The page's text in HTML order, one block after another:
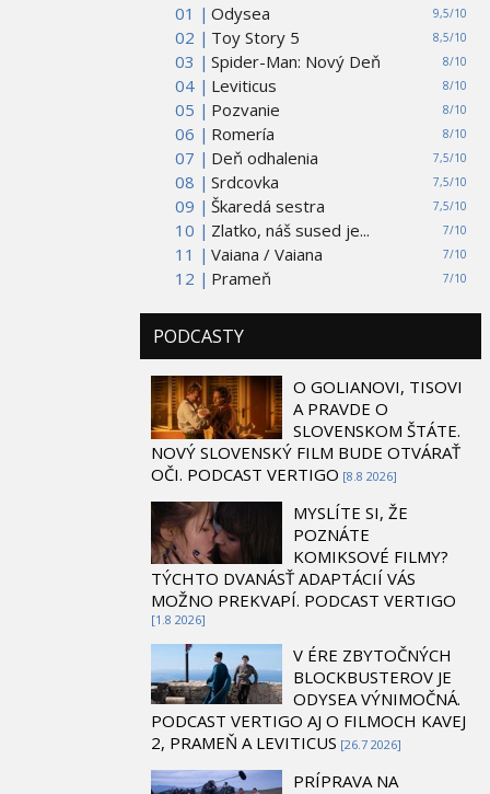
01 | 9,5/10
Odysea
02 |
8,5/10
Toy Story 5
03 |
8/10
Spider-Man: Nový Deň
04 |
8/10
Leviticus
05 |
8/10
Pozvanie
06 |
8/10
Romería
07 |
7,5/10
Deň odhalenia
08 |
7,5/10
Srdcovka
09 |
7,5/10
Škaredá sestra
10 |
7/10
Zlatko, náš sused je...
11 |
7/10
Vaiana / Vaiana
12 |
7/10
Prameň
PODCASTY
O GOLIANOVI, TISOVI
A PRAVDE O
SLOVENSKOM ŠTÁTE.
NOVÝ SLOVENSKÝ FILM BUDE OTVÁRAŤ
OČI. PODCAST VERTIGO [8.8 2026]
MYSLÍTE SI, ŽE
POZNÁTE
KOMIKSOVÉ FILMY?
TÝCHTO DVANÁSŤ ADAPTÁCIÍ VÁS
MOŽNO PREKVAPÍ. PODCAST VERTIGO
[1.8 2026]
V ÉRE ZBYTOČNÝCH
BLOCKBUSTEROV JE
ODYSEA VÝNIMOČNÁ.
PODCAST VERTIGO AJ O FILMOCH KAVEJ
2, PRAMEŇ A LEVITICUS [26.7 2026]
PRÍPRAVA NA